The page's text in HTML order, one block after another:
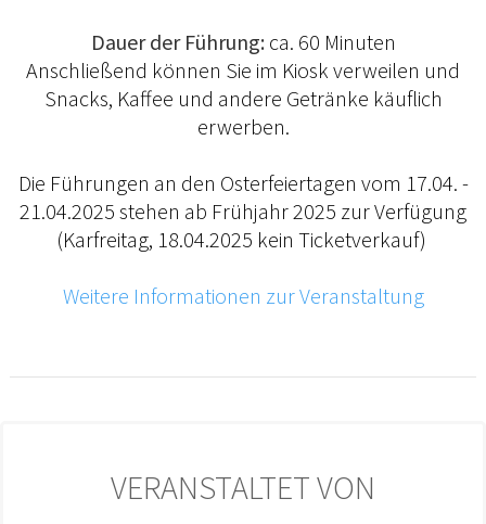
Dauer der Führung:ca. 60 Minuten
Anschließend können Sie im Kiosk verweilen und
Snacks, Kaffee und andere Getränke käuflich
erwerben.
Die Führungen an den Osterfeiertagen vom 17.04. -
21.04.2025 stehen ab Frühjahr 2025 zur Verfügung
(Karfreitag, 18.04.2025 kein Ticketverkauf)
Weitere Informationen zur Veranstaltung
VERANSTALTET VON